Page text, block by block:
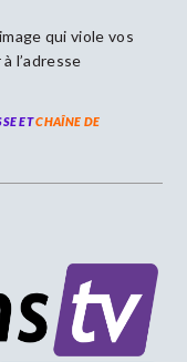
qui viole vos
l’adresse
ETCHAÎNE DE